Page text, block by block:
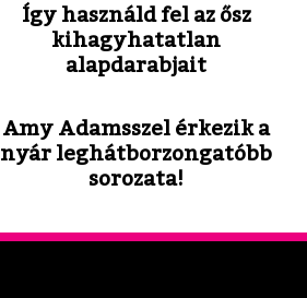
Így használd fel az ősz
kihagyhatatlan
alapdarabjait
Amy Adamsszel érkezik a
nyár leghátborzongatóbb
sorozata!